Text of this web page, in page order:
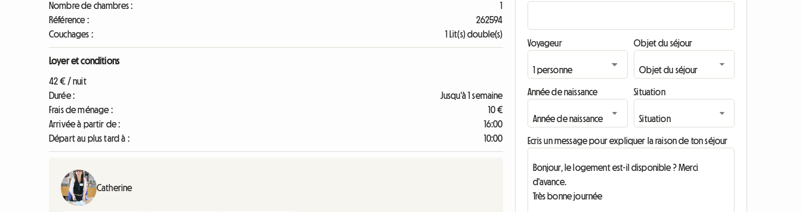
Nombre de chambres :
1
Référence :
262594
Couchages :
1 Lit(s) double(s)
Loyer et conditions
42 € / nuit
Durée :
Jusqu'à 1 semaine
Frais de ménage :
10 €
Arrivée à partir de :
16:00
Départ au plus tard à :
10:00
Catherine
Voyageur Objet du séjour
Année de naissance Situation
Ecris un message pour expliquer la raison de ton séjour